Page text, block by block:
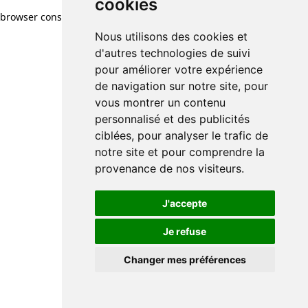
cookies
Nous utilisons des cookies et
d'autres technologies de suivi
pour améliorer votre expérience
de navigation sur notre site, pour
vous montrer un contenu
personnalisé et des publicités
ciblées, pour analyser le trafic de
notre site et pour comprendre la
provenance de nos visiteurs.
J'accepte
Je refuse
Changer mes préférences
browser console for more information)